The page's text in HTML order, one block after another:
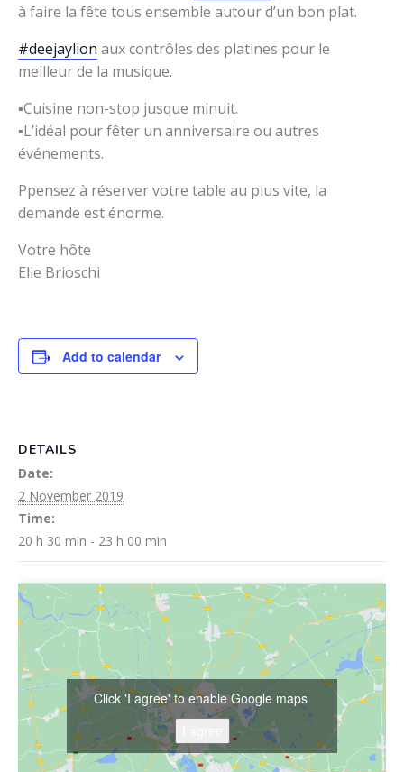
à faire la fête tous ensemble autour d’un bon plat.
#deejaylion aux contrôles des platines pour le
meilleur de la musique.
▪︎Cuisine non-stop jusque minuit.
▪︎L’idéal pour fêter un anniversaire ou autres
événements.
Ppensez à réserver votre table au plus vite, la
demande est énorme.
Votre hôte
Elie Brioschi
Add to calendar
DETAILS
Date:
2 November 2019
Time:
20 h 30 min - 23 h 00 min
Click 'I agree' to enable Google maps